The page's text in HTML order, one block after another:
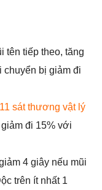
tên tiếp theo, tăng
chuyển bị giảm đi
sát thương vật lý
giảm đi 15% với
4 giây nếu mũi
trên ít nhất 1